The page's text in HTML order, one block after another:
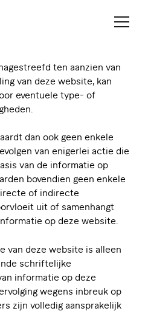
ten aanzien van
van deze website, kan
eventuele type- of
dan ook geen enkele
van enigerlei actie die
van de informatie op
bovendien geen enkele
of indirecte
uit of samenhangt
op deze website.
van deze website is alleen
schriftelijke
informatie op deze
wegens inbreuk op
zijn volledig aansprakelijk